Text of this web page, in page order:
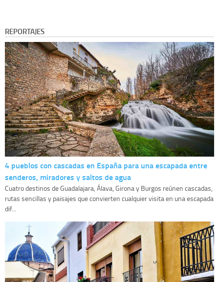
REPORTAJES
4 pueblos con cascadas en España para una escapada entre
senderos, miradores y saltos de agua
Cuatro destinos de Guadalajara, Álava, Girona y Burgos reúnen cascadas,
rutas sencillas y paisajes que convierten cualquier visita en una escapada
dif...